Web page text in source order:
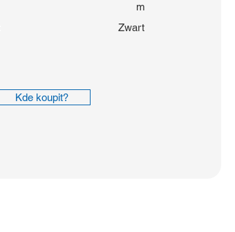
m
Zwart
Kde koupit?